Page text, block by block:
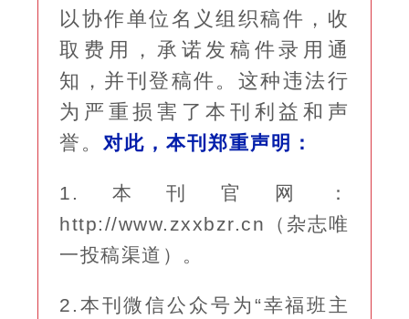
以协作单位名义组织稿件，收
取费用，承诺发稿件录用通
知，并刊登稿件。这种违法行
为严重损害了本刊利益和声
誉。 对此，本刊郑重声明：
1.
本刊官网：
http://www.zxxbzr.cn（杂志唯
一投稿渠道） 。
2. 本刊微信公众号为“幸福班主